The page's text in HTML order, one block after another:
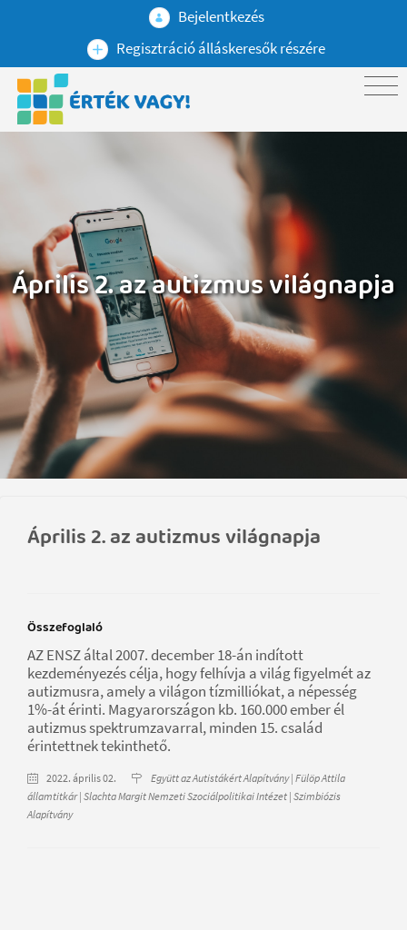
Bejelentkezés
Regisztráció álláskeresők részére
Április 2. az autizmus világnapja
Április 2. az autizmus világnapja
Összefoglaló
AZ ENSZ által 2007. december 18-án indított
kezdeményezés célja, hogy felhívja a világ figyelmét az
autizmusra, amely a világon tízmilliókat, a népesség
1%-át érinti. Magyarországon kb. 160.000 ember él
autizmus spektrumzavarral, minden 15. család
érintettnek tekinthető.
2022. április 02.
Együtt az Autistákért Alapítvány | Fülöp Attila
államtitkár | Slachta Margit Nemzeti Szociálpolitikai Intézet | Szimbiózis
Alapítvány